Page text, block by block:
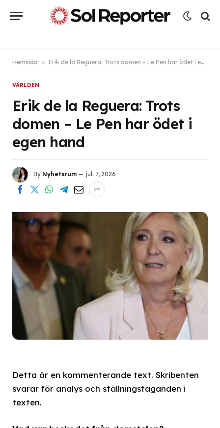
Hemsida » Erik de la Reguera: Trots domen – Le Pen har ödet i egen hand
VÄRLDEN
Erik de la Reguera: Trots
domen – Le Pen har ödet i
egen hand
By Nyhetsrum juli 7, 2026
Detta är en kommenterande text. Skribenten
svarar för analys och ställningstaganden i
texten.